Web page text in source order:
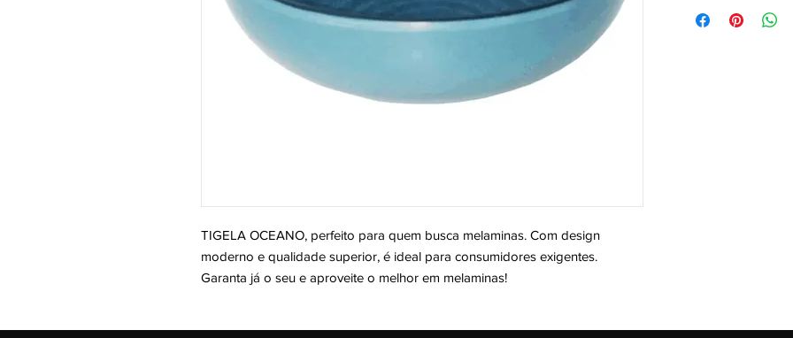
TIGELA OCEANO, perfeito para quem busca melaminas. Com design
moderno e qualidade superior, é ideal para consumidores exigentes.
Garanta já o seu e aproveite o melhor em melaminas!